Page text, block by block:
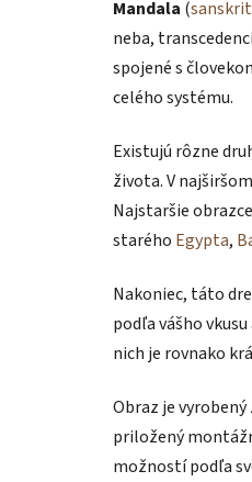
Mandala (sanskrit
neba,
spojené s
celého systému.
Existujú rôzne
života. V
Najstaršie
starého Egypta,
Nakoniec, táto
podľa vášho
nich je rovnako
Obraz je vyrobený
priložený
možností podľa